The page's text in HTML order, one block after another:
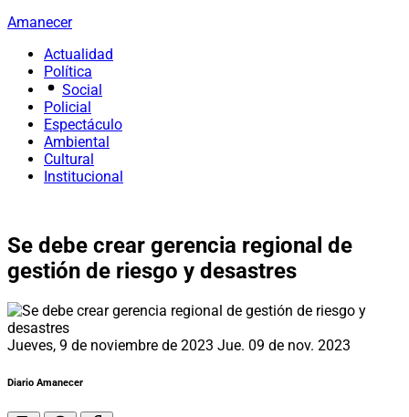
Amanecer
Actualidad
Política
Social
Policial
Espectáculo
Ambiental
Cultural
Institucional
Se debe crear gerencia regional de
gestión de riesgo y desastres
Jueves, 9 de noviembre de 2023 Jue. 09 de nov. 2023
Diario Amanecer